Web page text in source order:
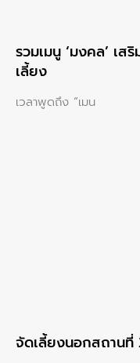
รวมเมนู ‘มงคล’ เ
เลี้ยง
เวลาพูดถึง “เมน
จัดเลี้ยงนอกสถานที่